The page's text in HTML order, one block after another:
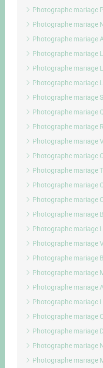
Photographe mariage
Photographe mariage
Photographe mariage
Photographe mariage
Photographe mariage
Photographe mariage
Photographe mariage
Photographe mariage
Photographe mariage
Photographe mariage
Photographe mariage
Photographe mariage
Photographe mariage
Photographe mariage
Photographe mariage
Photographe mariage
Photographe mariage
Photographe mariage
Photographe mariage
Photographe mariage
Photographe mariage
Photographe mariage
Photographe mariage
Photographe mariage
Photographe mariage